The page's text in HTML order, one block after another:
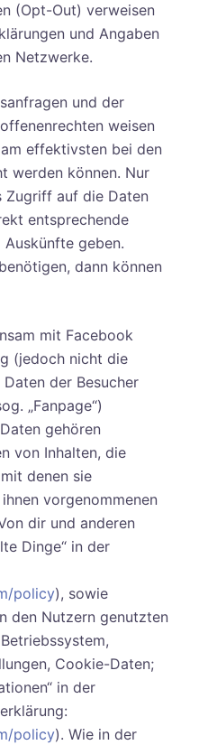
(Opt-Out) verweisen
und Angaben
Netzwerke.
und der
weisen
effektivsten bei den
werden können. Nur
Zugriff auf die Daten
entsprechende
geben.
dann können
mit Facebook
(jedoch nicht die
der Besucher
„Fanpage“)
gehören
von Inhalten, die
denen sie
vorgenommenen
dir und anderen
Dinge“ in der
policy), sowie
den Nutzern genutzten
Cookie-Daten;
in der
policy). Wie in der